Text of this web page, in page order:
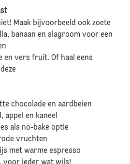
Maak bijvoorbeeld ook zoete
banaan en slagroom voor een
en vers fruit. Of haal eens
chocolade en aardbeien
appel en kaneel
als no-bake optie
vruchten
met warme espresso